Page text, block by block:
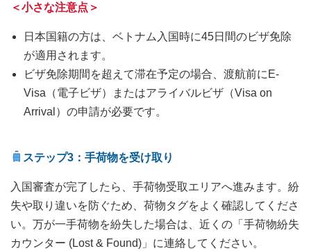
＜小さな注意点＞
日本国籍の方は、ベトナム入国時に45日間のビザ免除
が適用されます。
ビザ免除期間を超えて滞在予定の場合、渡航前にE-
Visa（電子ビザ）またはアライバルビザ（Visa on
Arrival）の申請が必要です。
ステップ3：手荷物を受け取り
入国審査が完了したら、手荷物受取エリアへ進みます。紛
失や取り違いを防ぐため、荷物タグをよく確認してくださ
い。万が一手荷物を紛失した場合は、近くの「手荷物紛失
カウンター (Lost & Found)」に連絡してください。